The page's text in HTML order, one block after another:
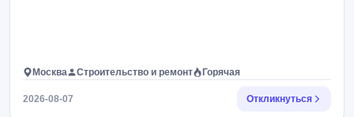
Москва Строительство и ремонт Горячая
2026-08-07 Откликнуться